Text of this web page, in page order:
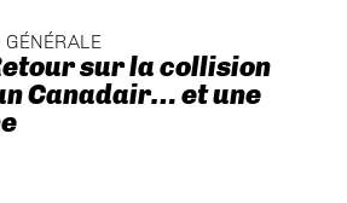
sur la collision
Canadair… et une